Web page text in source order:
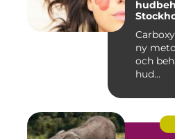
ny
och
hud...